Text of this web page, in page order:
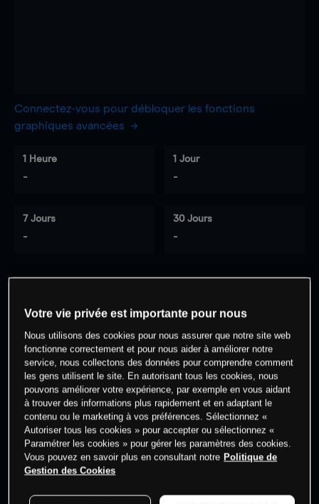
Connectez-vous pour débloquer les fonctions
graphiques avancées
1 Heure
-
1 Jour
-
7 Jours
-
30 Jours
-
cet actif
Commencez à trader
Les prix sont indicatifs.Connectez-vous pour voir les
dernières données du marché.
Votre vie privée est importante pour nous
Nous utilisons des cookies pour nous assurer que notre site web
fonctionne correctement et pour nous aider à améliorer notre
service, nous collectons des données pour comprendre comment
les gens utilisent le site. En autorisant tous les cookies, nous
pouvons améliorer votre expérience, par exemple en vous aidant
à trouver des informations plus rapidement et en adaptant le
contenu ou le marketing à vos préférences. Sélectionnez «
Autoriser tous les cookies » pour accepter ou sélectionnez «
Paramétrer les cookies » pour gérer les paramètres des cookies.
Vous pouvez en savoir plus en consultant notre Politique de
Gestion des Cookies